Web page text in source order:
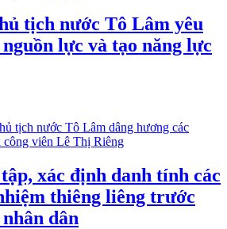
tịch nước Tô Lâm yêu
lực và tạo năng lực
xác định danh tính các
thiêng liêng trước
dân